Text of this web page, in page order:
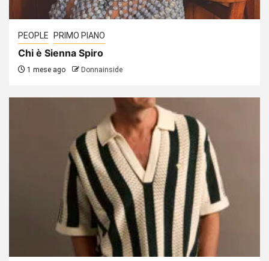
PEOPLE PRIMO PIANO
Chi è Sienna Spiro
1 mese ago Donnainside